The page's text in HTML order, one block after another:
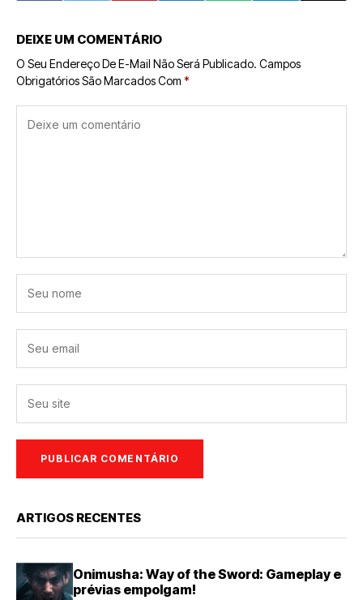
DEIXE UM COMENTÁRIO
O Seu Endereço De E-Mail Não Será Publicado. Campos
Obrigatórios São Marcados Com *
ARTIGOS RECENTES
Onimusha: Way of the Sword: Gameplay e
prévias empolgam!